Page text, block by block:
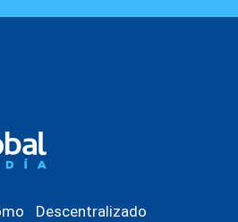
Descentralizado